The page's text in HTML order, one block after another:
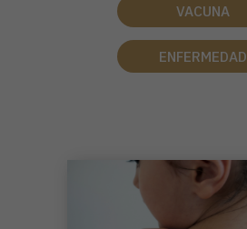
VACUNA
ENFERMEDAD